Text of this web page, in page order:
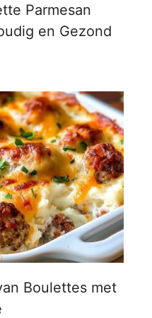
Parmesan
en Gezond
Boulettes met